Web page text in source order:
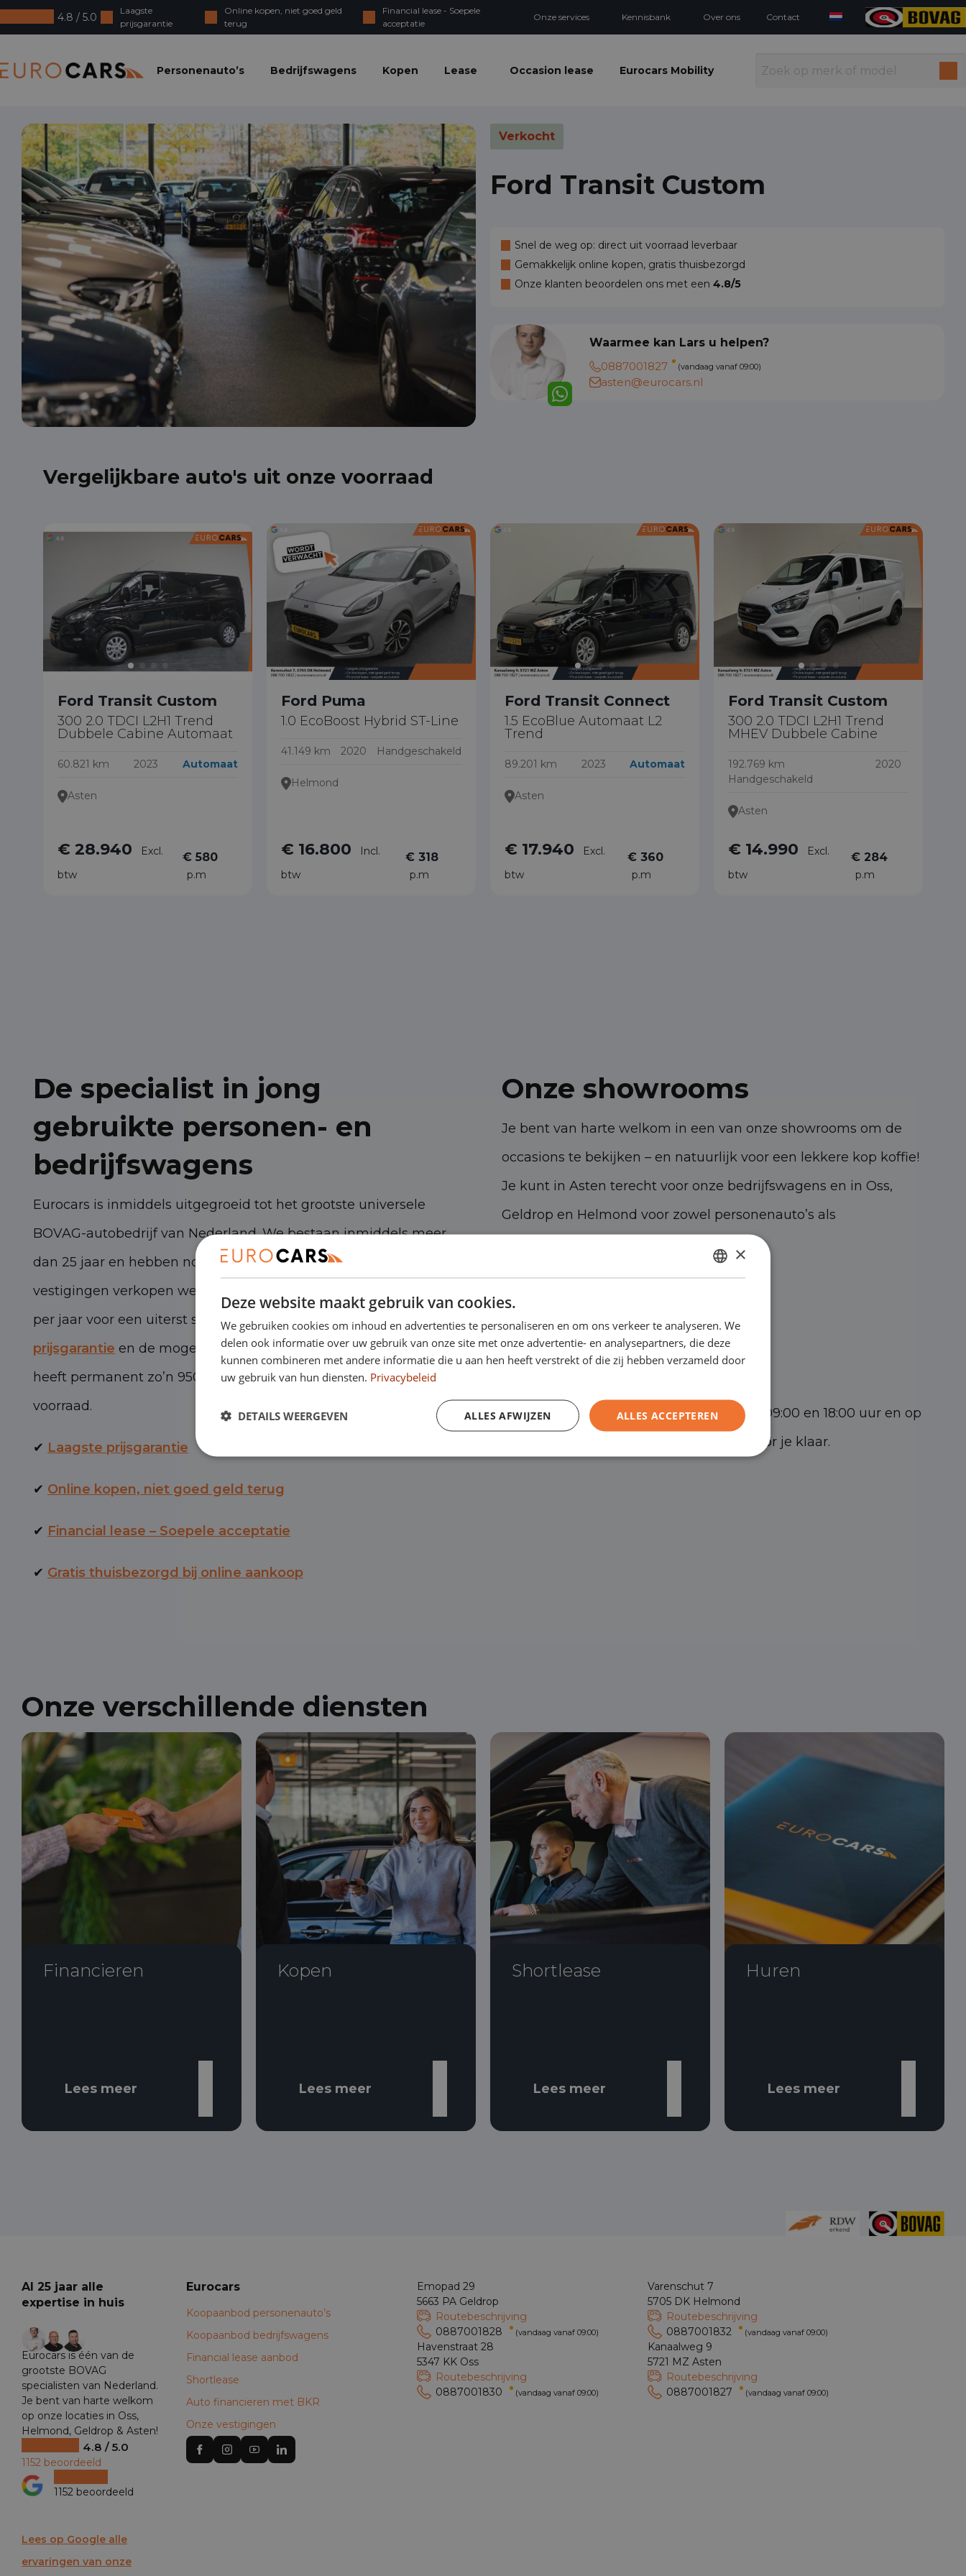
4.8 / 5.0
Laagste
prijsgarantie
Online kopen, niet goed geld
terug
Financial lease - Soepele
acceptatie
Onze services Kennisbank Over ons Contact
Personenauto’s
Bedrijfswagens Kopen Lease Occasion lease Eurocars Mobility
Verkocht
Ford Transit Custom
Snel de weg op: direct uit voorraad leverbaar
Gemakkelijk online kopen, gratis thuisbezorgd
Onze klanten beoordelen ons met een 4.8/5
Waarmee kan Lars u helpen?
0887001827
(vandaag vanaf 09:00)
asten@eurocars.nl
Vergelijkbare auto's uit onze voorraad
Ford Transit Custom
300 2.0 TDCI L2H1 Trend
Dubbele Cabine Automaat
60.821 km 2023 Automaat
Asten
€ 28.940
Excl.
btw
€ 580
p.m
Ford Puma
1.0 EcoBoost Hybrid ST-Line
41.149 km 2020 Handgeschakeld
Helmond
€ 16.800
Incl.
btw
€ 318
p.m
Ford Transit Connect
1.5 EcoBlue Automaat L2
Trend
89.201 km 2023 Automaat
Asten
€ 17.940
Excl.
btw
€ 360
p.m
Ford Transit Custom
300 2.0 TDCI L2H1 Trend
MHEV Dubbele Cabine
192.769 km
2020
Handgeschakeld
Asten
€ 14.990
Excl.
btw
€ 284
p.m
De specialist in jong
gebruikte personen- en
bedrijfswagens
Eurocars is inmiddels uitgegroeid tot het grootste universele
BOVAG-autobedrijf van Nederland. We bestaan inmiddels meer
dan 25 jaar en hebben nog steeds torenhoge ambities. Met onze
vestigingen verkopen we zo’n 3.000 personen- en bedrijfswagens
per jaar voor een uiterst scherpe prijs, met een
laagste
prijsgarantie en de mogelijkheid van BOVAG-garantie. Eurocars
heeft permanent zo’n 950 personen- en bedrijfswagens op
voorraad.
✔ Laagste prijsgarantie
✔ Online kopen, niet goed geld terug
✔ Financial lease – Soepele acceptatie
✔ Gratis thuisbezorgd bij online aankoop
Onze showrooms
Je bent van harte welkom in een van onze showrooms om de
occasions te bekijken – en natuurlijk voor een lekkere kop koffie!
Je kunt in Asten terecht voor onze bedrijfswagens en in Oss,
Geldrop en Helmond voor zowel personenauto’s als
Emopad 29, 5663 PA Geldrop
Varenschut 7, 5705 DK Helmond
Van maandag tot en met vrijdag tussen 09:00 en 18:00 uur en op
zaterdag van 09:00 tot 17:00 staan wij voor je klaar.
Onze verschillende diensten
Financieren
Lees meer
Kopen
Lees meer
Shortlease
Lees meer
Huren
Lees meer
Al 25 jaar alle
expertise in huis
Eurocars is één van de
grootste BOVAG
specialisten van Nederland.
Je bent van harte welkom
op onze locaties in Oss,
Helmond, Geldrop & Asten!
4.8 / 5.0
1152 beoordeeld
1152 beoordeeld
Lees op Google alle
ervaringen van onze
Eurocars
Koopaanbod personenauto’s
Koopaanbod bedrijfswagens
Financial lease aanbod
Shortlease
Auto financieren met BKR
Onze vestigingen
Emopad 29
5663 PA Geldrop
Routebeschrijving
0887001828
(vandaag vanaf 09:00)
Havenstraat 28
5347 KK Oss
Routebeschrijving
0887001830
(vandaag vanaf 09:00)
Varenschut 7
5705 DK Helmond
Routebeschrijving
0887001832
(vandaag vanaf 09:00)
Kanaalweg 9
5721 MZ Asten
Routebeschrijving
0887001827
(vandaag vanaf 09:00)
DUTCH
GERMAN
×
Deze website maakt gebruik van cookies.
We gebruiken cookies om inhoud en advertenties te personaliseren en om ons verkeer te analyseren. We
delen ook informatie over uw gebruik van onze site met onze advertentie- en analysepartners, die deze
kunnen combineren met andere informatie die u aan hen heeft verstrekt of die zij hebben verzameld door
uw gebruik van hun diensten. Privacybeleid
ALLES ACCEPTEREN
ALLES AFWIJZEN
DETAILS WEERGEVEN